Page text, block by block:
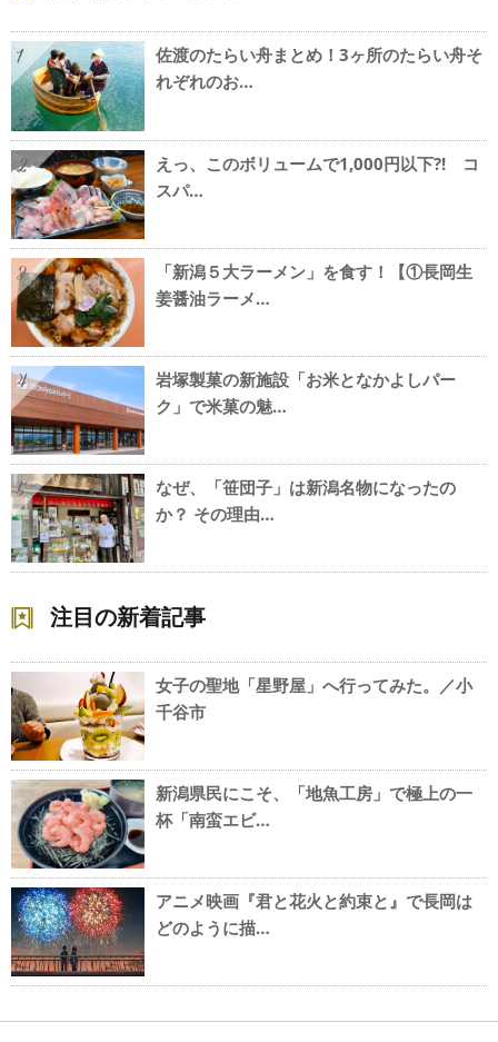
1
佐渡のたらい舟まとめ！3ヶ所のたらい舟そ
れぞれのお…
2
えっ、このボリュームで1,000円以下?! コ
スパ…
3
「新潟５大ラーメン」を食す！【①長岡生
姜醤油ラーメ…
4
岩塚製菓の新施設「お米となかよしパー
ク」で米菓の魅…
5
なぜ、「笹団子」は新潟名物になったの
か？ その理由…
注目の新着記事
女子の聖地「星野屋」へ行ってみた。／小
千谷市
新潟県民にこそ、「地魚工房」で極上の一
杯「南蛮エビ…
アニメ映画『君と花火と約束と』で長岡は
どのように描…